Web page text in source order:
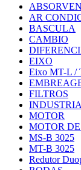
AR
BASCULA
CAMBIO
EIXO
Eixo MT-L /
FILTROS
MOTOR
MOTOR
MS-B 3025
MT-B 3025
Redutor